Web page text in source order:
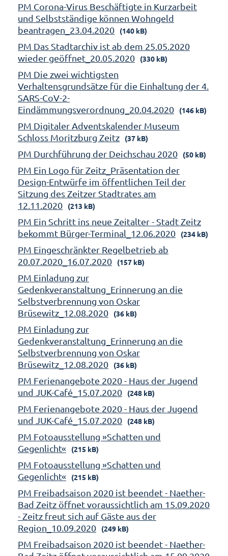
PM Corona-Virus Beschäftigte in Kurzarbeit
und Selbstständige können Wohngeld
beantragen_23.04.2020
(140 kB)
PM Das Stadtarchiv ist ab dem 25.05.2020
wieder geöffnet_20.05.2020
(330 kB)
PM Die zwei wichtigsten
Verhaltensgrundsätze für die Einhaltung der 4.
SARS-CoV-2-
Eindämmungsverordnung_20.04.2020
(146 kB)
PM Digitaler Adventskalender Museum
Schloss Moritzburg Zeitz
(37 kB)
PM Durchführung der Deichschau 2020 (50 kB)
PM Ein Logo für Zeitz_Präsentation der
Design-Entwürfe im öffentlichen Teil der
Sitzung des Zeitzer Stadtrates am
12.11.2020
(213 kB)
PM Ein Schritt ins neue Zeitalter - Stadt Zeitz
bekommt Bürger-Terminal_12.06.2020
(234 kB)
PM Eingeschränkter Regelbetrieb ab
20.07.2020_16.07.2020
(157 kB)
PM Einladung zur
Gedenkveranstaltung_Erinnerung an die
Selbstverbrennung von Oskar
Brüsewitz_12.08.2020
(36 kB)
PM Einladung zur
Gedenkveranstaltung_Erinnerung an die
Selbstverbrennung von Oskar
Brüsewitz_12.08.2020
(36 kB)
PM Ferienangebote 2020 - Haus der Jugend
und JUK-Café_15.07.2020
(248 kB)
PM Ferienangebote 2020 - Haus der Jugend
und JUK-Café_15.07.2020
(248 kB)
PM Fotoausstellung »Schatten und
Gegenlicht«
(215 kB)
PM Fotoausstellung »Schatten und
Gegenlicht«
(215 kB)
PM Freibadsaison 2020 ist beendet - Naether-
Bad Zeitz öffnet voraussichtlich am 15.09.2020
- Zeitz freut sich auf Gäste aus der
Region_10.09.2020
(249 kB)
PM Freibadsaison 2020 ist beendet - Naether-